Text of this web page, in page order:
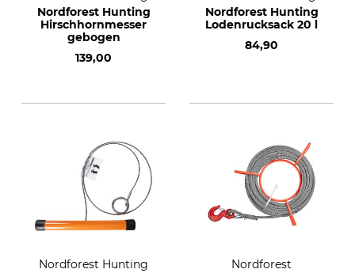
Nordforest Hunting
Hirschhornmesser
gebogen
139,00
Nordforest Hunting
Lodenrucksack 20 l
84,90
Nordforest Hunting
Nordforest